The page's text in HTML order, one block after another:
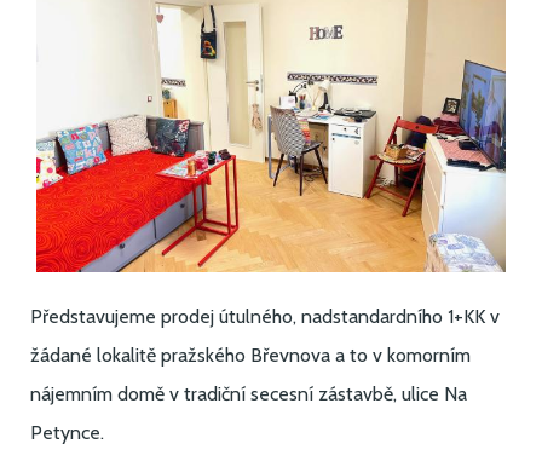
Představujeme prodej útulného, nadstandardního 1+KK v
žádané lokalitě pražského Břevnova a to v komorním
nájemním domě v tradiční secesní zástavbě, ulice Na
Petynce.